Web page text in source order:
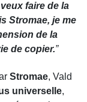
faire de la
Stromae, je me
de la
de copier.”
Stromae, Vald
universelle,